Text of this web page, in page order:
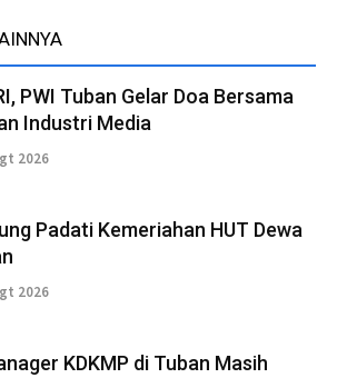
PWI Tuban Gelar Doa Bersama
Industri Media
2026
Padati Kemeriahan HUT Dewa
2026
KDKMP di Tuban Masih